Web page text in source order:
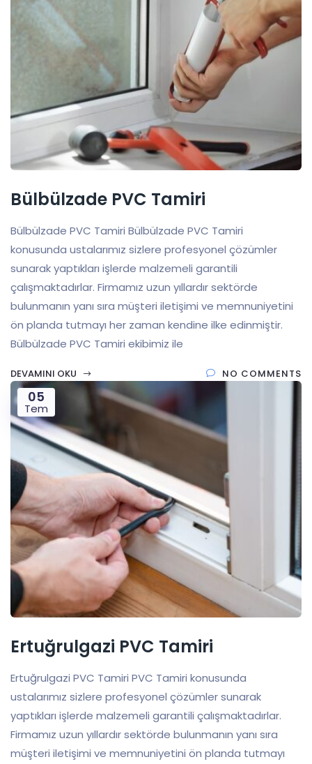
Bülbülzade PVC Tamiri
Bülbülzade PVC Tamiri Bülbülzade PVC Tamiri
konusunda ustalarımız sizlere profesyonel çözümler
sunarak yaptıkları işlerde malzemeli garantili
çalışmaktadırlar. Firmamız uzun yıllardır sektörde
bulunmanın yanı sıra müşteri iletişimi ve memnuniyetini
ön planda tutmayı her zaman kendine ilke edinmiştir.
Bülbülzade PVC Tamiri ekibimiz ile
DEVAMINI OKU NO COMMENTS
05
Tem
Ertuğrulgazi PVC Tamiri
Ertuğrulgazi PVC Tamiri PVC Tamiri konusunda
ustalarımız sizlere profesyonel çözümler sunarak
yaptıkları işlerde malzemeli garantili çalışmaktadırlar.
Firmamız uzun yıllardır sektörde bulunmanın yanı sıra
müşteri iletişimi ve memnuniyetini ön planda tutmayı